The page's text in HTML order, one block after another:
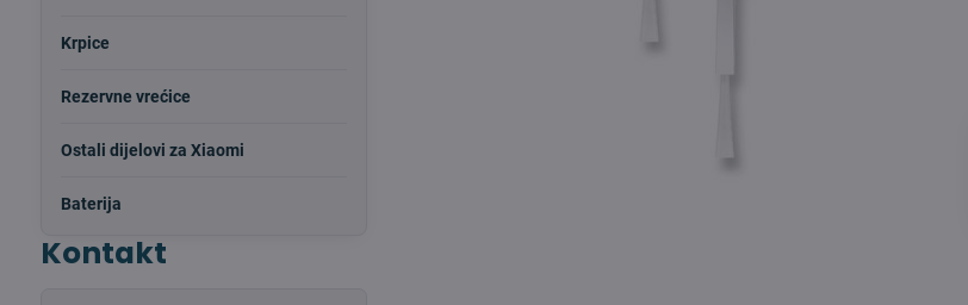
Krpice
Rezervne vrećice
Ostali dijelovi za Xiaomi
Baterija
Kontakt